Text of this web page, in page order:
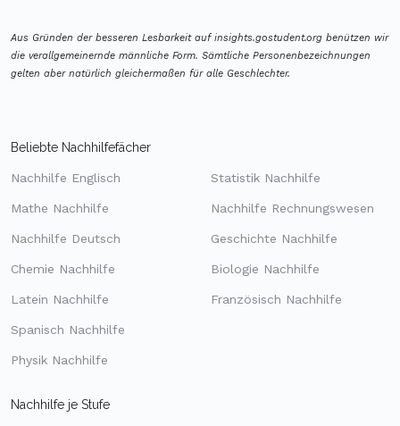
Aus Gründen der besseren Lesbarkeit auf insights.gostudent.org benützen wir
die verallgemeinernde männliche Form. Sämtliche Personenbezeichnungen
gelten aber natürlich gleichermaßen für alle Geschlechter.
Beliebte Nachhilfefächer
Nachhilfe Englisch
Mathe Nachhilfe
Nachhilfe Deutsch
Chemie Nachhilfe
Latein Nachhilfe
Spanisch Nachhilfe
Physik Nachhilfe
Statistik Nachhilfe
Nachhilfe Rechnungswesen
Geschichte Nachhilfe
Biologie Nachhilfe
Französisch Nachhilfe
Nachhilfe je Stufe